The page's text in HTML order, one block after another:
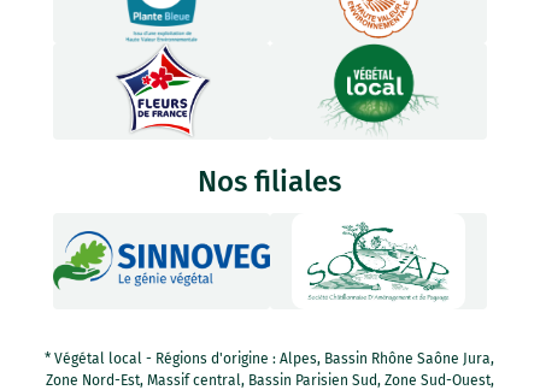
Nos filiales
* Végétal local - Régions d'origine : Alpes, Bassin Rhône Saône Jura,
Zone Nord-Est, Massif central, Bassin Parisien Sud, Zone Sud-Ouest,